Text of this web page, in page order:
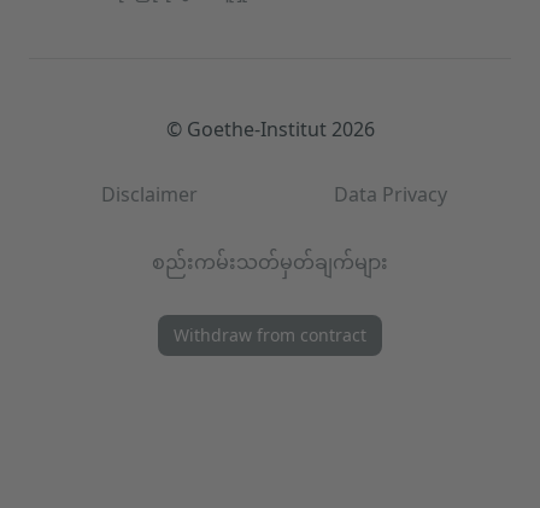
© Goethe-Institut 2026
Disclaimer Data Privacy
စည်းကမ်းသတ်မှတ်ချက်များ
Withdraw from contract